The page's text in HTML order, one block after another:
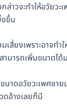
ล่าวจะทำให้อวัย
ขึ้น
เสี่ยงเพราะอาจ
มารถเพิ่มขนาดได้
นาดอวัยวะเพศชา
อ้างเลยก็มี